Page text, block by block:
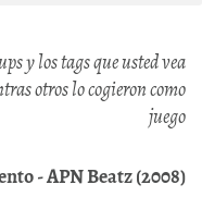
y los tags que usted vea
otros lo cogieron como
juego
- APN Beatz (2008)